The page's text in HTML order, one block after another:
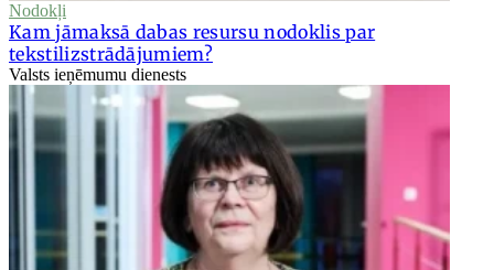
Nodokļi
Kam jāmaksā dabas resursu nodoklis par
tekstilizstrādājumiem?
Valsts ieņēmumu dienests